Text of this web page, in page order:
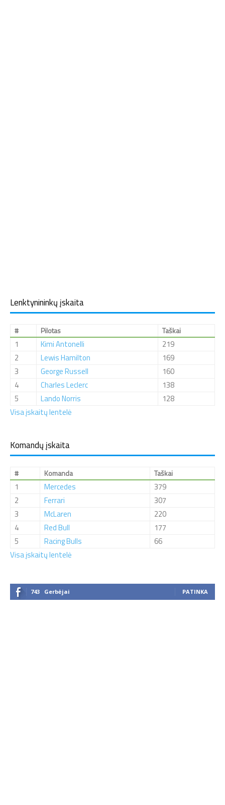
Lenktynininkų įskaita
# Pilotas Taškai
1 Kimi Antonelli
219
2
Lewis Hamilton
169
3
George Russell
160
4
Charles Leclerc
138
5
Lando Norris
128
Visa įskaitų lentelė
Komandų įskaita
# Komanda Taškai
1 Mercedes
379
2
Ferrari
307
3
McLaren
220
4
Red Bull
177
5
Racing Bulls
66
Visa įskaitų lentelė
743 Gerbėjai PATINKA